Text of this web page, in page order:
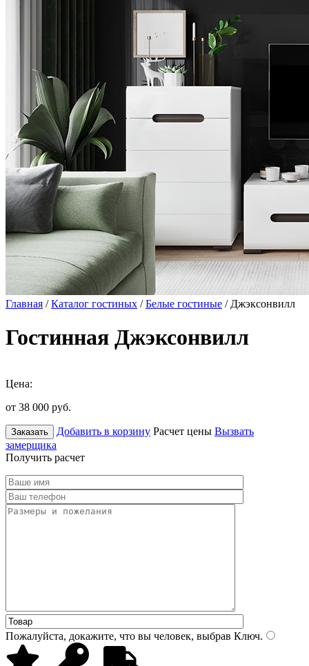
Главная /Каталог гостиных /Белые гостиные / Джэксонвилл
Гостинная Джэксонвилл
Цена:
от 38 000 руб.
Заказать Добавить в корзину Расчет цены Вызвать
замерщика
Получить расчет
Пожалуйста, докажите, что вы человек, выбрав Ключ.